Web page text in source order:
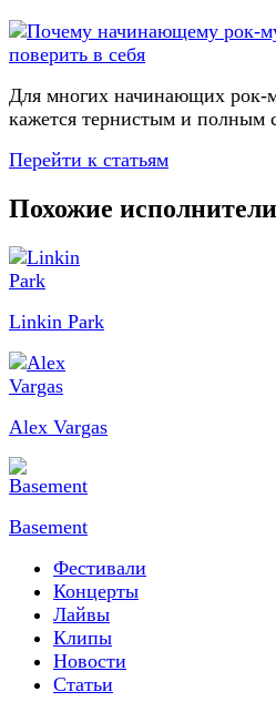
Для многих начинающих рок-
кажется тернистым и полным
Перейти к статьям
Похожие исполнители
Linkin Park
Alex Vargas
Basement
Фестивали
Концерты
Лайвы
Клипы
Новости
Статьи